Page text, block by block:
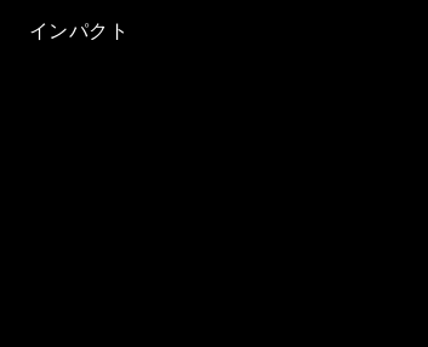
インパクト